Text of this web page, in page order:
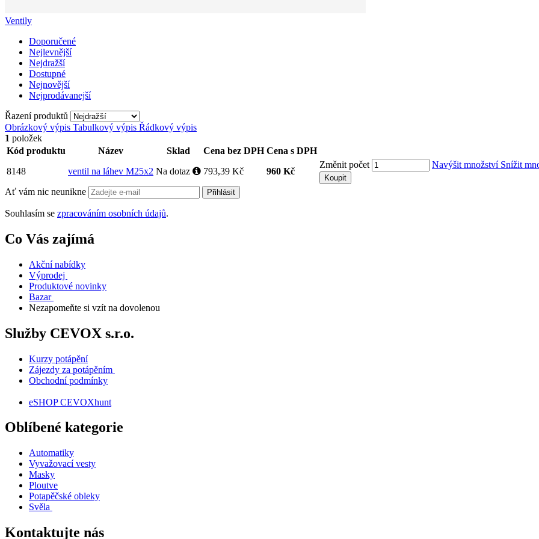
Ventily
Doporučené
Nejlevnější
Nejdražší
Dostupné
Nejnovější
Nejprodávanejší
Řazení produktů
Obrázkový výpis Tabulkový výpis Řádkový výpis
1 položek
Kód produktu
Název Sklad Cena bez DPH Cena s DPH
8148
ventil na láhev M25x2 Na dotaz 793,39 Kč 960 Kč
Změnit počet Navýšit množství Snížit
Koupit
Ať vám nic neunikne Přihlásit
Souhlasím se zpracováním osobních údajů.
Co Vás zajímá
Akční nabídky
Výprodej
Produktové novinky
Bazar
Nezapomeňte si vzít na dovolenou
Služby CEVOX s.r.o.
Kurzy potápění
Zájezdy za potápěním
Obchodní podmínky
eSHOP CEVOXhunt
Oblíbené kategorie
Automatiky
Vyvažovací vesty
Masky
Ploutve
Potapěčské obleky
Svěla
Kontaktujte nás